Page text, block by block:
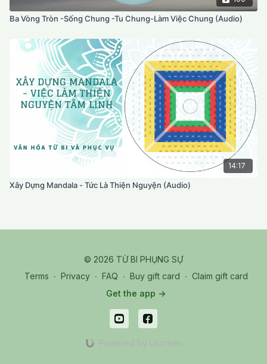
Ba Vòng Tròn -Sống Chung -Tu Chung-Làm Việc Chung (Audio)
14:17
Xây Dựng Mandala - Tức Là Thiện Nguyện (Audio)
© 2026 TỪ BI PHỤNG SỰ
Terms ∙ Privacy ∙ FAQ ∙ Buy gift card ∙ Claim gift card
Get the app ->
Powered by Uscreen